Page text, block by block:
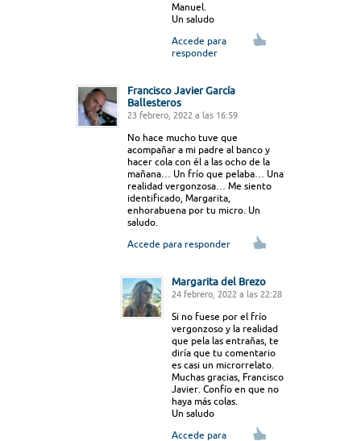
Manuel.
Un saludo
Accede para
responder
Francisco Javier García
Ballesteros
23 febrero, 2022 a las 16:59
No hace mucho tuve que
acompañar a mi padre al banco y
hacer cola con él a las ocho de la
mañana… Un frío que pelaba… Una
realidad vergonzosa… Me siento
identificado, Margarita,
enhorabuena por tu micro. Un
saludo.
Accede para responder
Margarita del Brezo
24 febrero, 2022 a las 22:28
Si no fuese por el frío
vergonzoso y la realidad
que pela las entrañas, te
diría que tu comentario
es casi un microrrelato.
Muchas gracias, Francisco
Javier. Confío en que no
haya más colas.
Un saludo
Accede para